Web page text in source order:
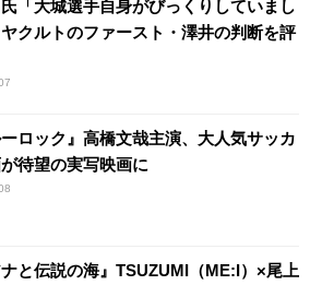
「大城選手自身がびっくりしていまし
クルトのファースト・澤井の判断を評
ーロック』高橋文哉主演、大人気サッカ
待望の実写映画に
ナと伝説の海』TSUZUMI（ME:I）×尾上